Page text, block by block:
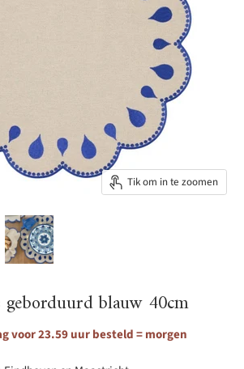
Tik om in te zoomen
geborduurd blauw 40cm
voor 23.59 uur besteld = morgen